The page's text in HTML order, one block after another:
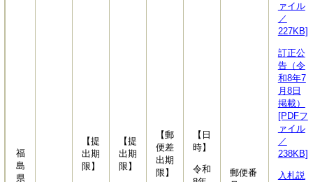
福
島
県
【提
出期
限】
【提
出期
限】
【郵
便差
出期
限】
【日
時】
令和
郵便番
ァイル
／
227KB]
訂正公
告（令
和8年7
月8日
掲載）
[PDFフ
ァイル
／
238KB]
入札説